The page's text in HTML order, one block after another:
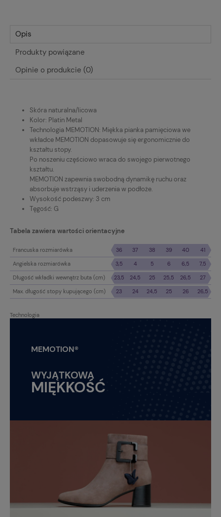
Opis
Produkty powiązane
Opinie o produkcie (0)
Skóra naturalna/licowa
Kolor: Platin Metal
Technologia MEMOTION: Miękka pianka pamięciowa we
wkładce MEMOTION dopasowuje się ergonomicznie do
kształtu stopy.
Po noszeniu częściowo wraca do swojego pierwotnego
kształtu.
MEMOTION zapewnia swobodną dynamikę ruchu oraz
absorbuje wstrząsy i uderzenia w podłoże.
Wysokość podeszwy: 3 cm
Tęgość: G
Tabela zawiera wartości orientacyjne
Francuska rozmiarówka 36 37 38 39 40
41
Angielska rozmiarówka
3,5 4 5 6 6,5
7,5
Długość wkładki wewnątrz buta (cm)
23,5 24,5 25 25,5 26,5
27
Max. długość stopy kupującego (cm)
23 24 24,5 25 26 26,5
Technologia
MEMOTION®
WYJĄTKOWA
MIĘKKOŚĆ